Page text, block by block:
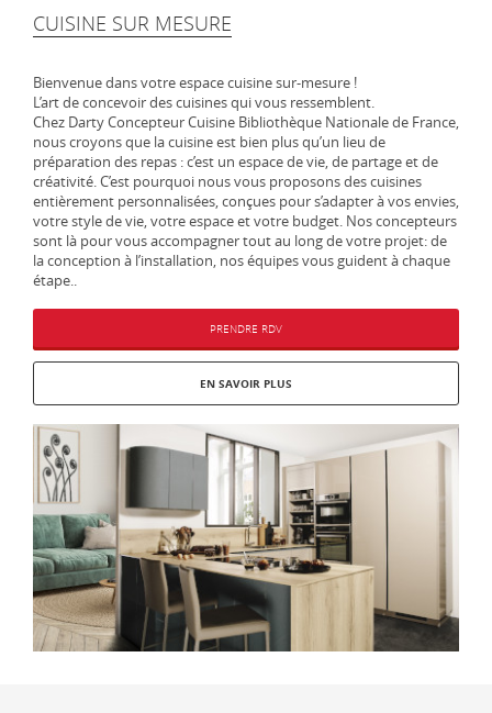
CUISINE SUR MESURE
Bienvenue dans votre espace cuisine sur-mesure !
L’art de concevoir des cuisines qui vous ressemblent.
Chez Darty Concepteur Cuisine Bibliothèque Nationale de France,
nous croyons que la cuisine est bien plus qu’un lieu de
préparation des repas : c’est un espace de vie, de partage et de
créativité. C’est pourquoi nous vous proposons des cuisines
entièrement personnalisées, conçues pour s’adapter à vos envies,
votre style de vie, votre espace et votre budget. Nos concepteurs
sont là pour vous accompagner tout au long de votre projet: de
la conception à l’installation, nos équipes vous guident à chaque
étape..
PRENDRE RDV
EN SAVOIR PLUS